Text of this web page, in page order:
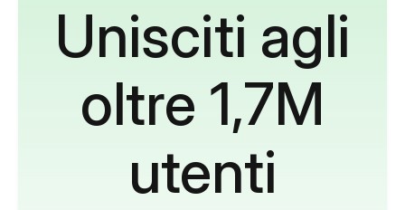
Unisciti agli
oltre 1,7M
utenti